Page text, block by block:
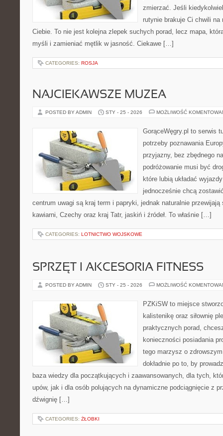
zmierzać. Jeśli
rutynie brakuje Ci chwili
Ciebie. To nie jest kolejna zlepek suchych porad, lecz mapa,
myśli i zamieniać mętlik w jasność. Ciekawe […]
CATEGORIES: ROSJA
NAJCIEKAWSZE MUZEA
POSTED BY ADMIN STY - 25 - 2026 MOŻLIWOŚĆ
GorąceWęgry.pl to serwis
potrzeby poznawania
przyjazny, bez zbędnego
podróżowanie musi być
które lubią układać
jednocześnie chcą
centrum uwagi są kraj term i papryki, jednak naturalnie
kawiarni, Czechy oraz kraj Tatr, jaskiń i źródeł. To właśnie […]
CATEGORIES: LOTNICTWO WOJSKOWE
SPRZĘT I AKCESORIA FITNESS
POSTED BY ADMIN STY - 25 - 2026 MOŻLIWOŚĆ
PZKiSW to miejsce
kalistenikę oraz siłownię
praktycznych porad,
konieczności posiadania
tego marzysz o
dokładnie po to, by
baza wiedzy dla początkujących i zaawansowanych, dla tych,
upów, jak i dla osób polujących na dynamiczne podciągnięcie z
dźwignię […]
CATEGORIES: ŻŁOBKI